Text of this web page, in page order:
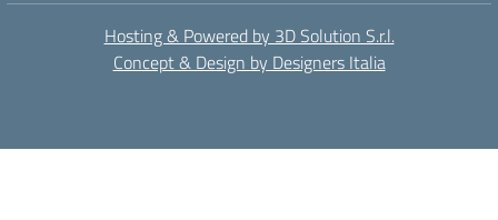
Hosting & Powered by 3D Solution S.r.l.
Concept & Design by Designers Italia